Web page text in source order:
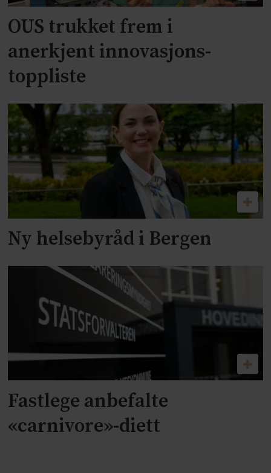
OUS trukket frem i
anerkjent innovasjons-
toppliste
Ny helsebyråd i Bergen
Fastlege anbefalte
«carnivore»-diett